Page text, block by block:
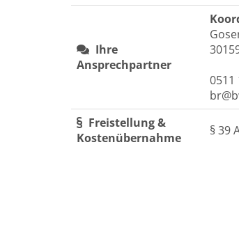
Ihre
Ansprechpartner
0511
Freistellung &
Kostenübernahme
§ 39